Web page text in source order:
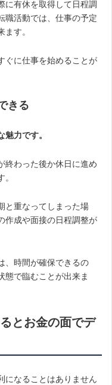
に有休を取得して日程調
職活動では、仕事の予定
す。
ぐに仕事を始めることが
きる
力です。
終わった後か休日に進め
と重なってしまった場
作成や面接の日程調整が
、時間が確保できるの
態で臨むことが出来ま
とお金の面でデ
になることはありません